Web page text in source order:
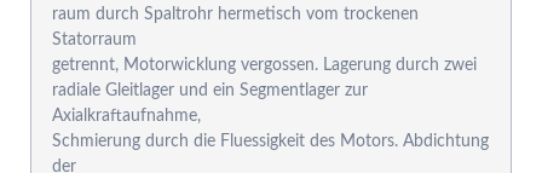
raum durch Spaltrohr hermetisch vom trockenen
Statorraum
getrennt, Motorwicklung vergossen. Lagerung durch zwei
radiale Gleitlager und ein Segmentlager zur
Axialkraftaufnahme,
Schmierung durch die Fluessigkeit des Motors. Abdichtung
der